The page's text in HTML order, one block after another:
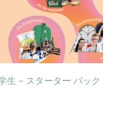
生 – スターター パック